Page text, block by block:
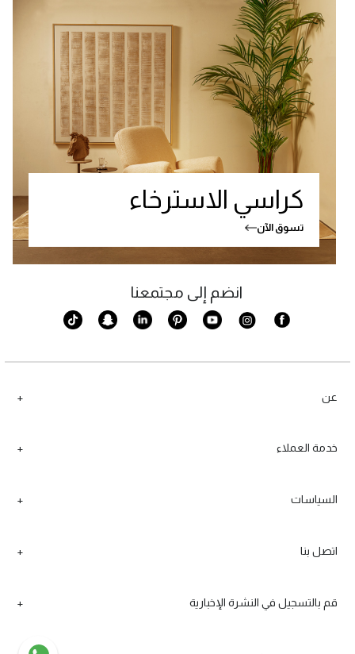
كراسي الاسترخاء
تسوق الآن
عن
خدمة العملاء
السياسات
اتصل بنا
قم بالتسجيل في النشرة الإخبارية
انضم إلى مجتمعنا